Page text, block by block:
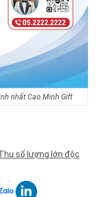
nhất Cao Minh Gift
số lượng lớn độc